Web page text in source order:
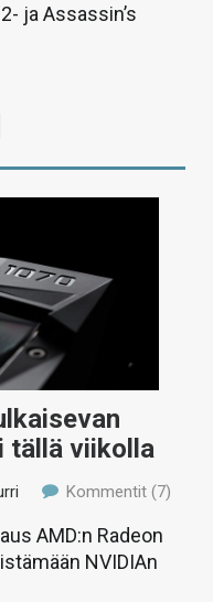
ja Assassin’s
tällä viikolla
Kommentit (7)
AMD:n Radeon
NVIDIAn